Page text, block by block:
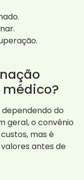
do
geral, o convênio
mas é
antes de